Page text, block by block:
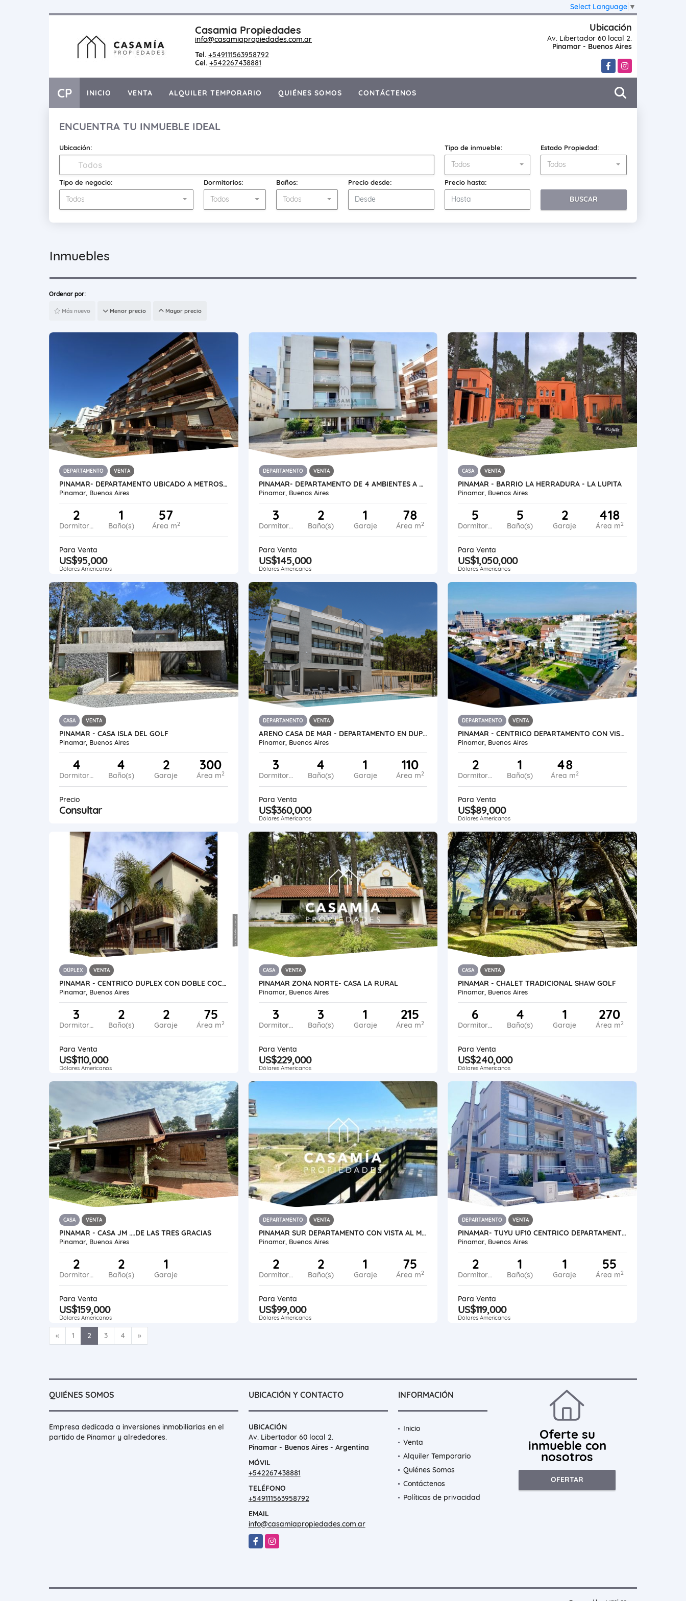
Select Language ▼
Casamia Propiedades
info@casamiapropiedades.com.ar
Tel. +549111563958792
Cel. +542267438881
Ubicación
Av. Libertador 60 local 2.
Pinamar - Buenos Aires
FacebookInstagram
CP INICIO VENTA ALQUILER TEMPORARIO QUIÉNES SOMOS CONTÁCTENOS
ENCUENTRA TU INMUEBLE IDEAL
Ubicación: Tipo de inmueble:
Todos
Estado Propiedad:
Todos
Tipo de negocio:
Todos
Dormitorios:
Todos
Baños:
Todos
Precio desde: Precio hasta:
BUSCAR
Inmuebles
Ordenar por:
Más nuevo Menor precio Mayor precio
DEPARTAMENTO VENTA
PINAMAR- DEPARTAMENTO UBICADO A METROS DEL MAR
Pinamar, Buenos Aires
2
Dormitorios
1
Baño(s)
57
Área m2
Para Venta
US$95,000
Dólares Americanos
DEPARTAMENTO VENTA
PINAMAR- DEPARTAMENTO DE 4 AMBIENTES A METROS DEL MAR
Pinamar, Buenos Aires
3
Dormitorios
2
Baño(s)
1
Garaje
78
Área m2
Para Venta
US$145,000
Dólares Americanos
CASA VENTA
PINAMAR - BARRIO LA HERRADURA - LA LUPITA
Pinamar, Buenos Aires
5
Dormitorios
5
Baño(s)
2
Garaje
418
Área m2
Para Venta
US$1,050,000
Dólares Americanos
CASA VENTA
PINAMAR - CASA ISLA DEL GOLF
Pinamar, Buenos Aires
4
Dormitorios
4
Baño(s)
2
Garaje
300
Área m2
Precio
Consultar
DEPARTAMENTO VENTA
ARENO CASA DE MAR - DEPARTAMENTO EN DUPLEX
Pinamar, Buenos Aires
3
Dormitorios
4
Baño(s)
1
Garaje
110
Área m2
Para Venta
US$360,000
Dólares Americanos
DEPARTAMENTO VENTA
PINAMAR - CENTRICO DEPARTAMENTO CON VISTA AL MAR
Pinamar, Buenos Aires
2
Dormitorios
1
Baño(s)
48
Área m2
Para Venta
US$89,000
Dólares Americanos
DÚPLEX VENTA
PINAMAR - CENTRICO DUPLEX CON DOBLE COCHERA UF 9
Pinamar, Buenos Aires
3
Dormitorios
2
Baño(s)
2
Garaje
75
Área m2
Para Venta
US$110,000
Dólares Americanos
CASA VENTA
PINAMAR ZONA NORTE- CASA LA RURAL
Pinamar, Buenos Aires
3
Dormitorios
3
Baño(s)
1
Garaje
215
Área m2
Para Venta
US$229,000
Dólares Americanos
CASA VENTA
PINAMAR - CHALET TRADICIONAL SHAW GOLF
Pinamar, Buenos Aires
6
Dormitorios
4
Baño(s)
1
Garaje
270
Área m2
Para Venta
US$240,000
Dólares Americanos
CASA VENTA
PINAMAR - CASA JM ....DE LAS TRES GRACIAS
Pinamar, Buenos Aires
2
Dormitorios
2
Baño(s)
1
Garaje
Para Venta
US$159,000
Dólares Americanos
DEPARTAMENTO VENTA
PINAMAR SUR DEPARTAMENTO CON VISTA AL MAR - PLAYAS II
Pinamar, Buenos Aires
2
Dormitorios
2
Baño(s)
1
Garaje
75
Área m2
Para Venta
US$99,000
Dólares Americanos
DEPARTAMENTO VENTA
PINAMAR- TUYU UF10 CENTRICO DEPARTAMENTO CON COCHERA
Pinamar, Buenos Aires
2
Dormitorios
1
Baño(s)
1
Garaje
55
Área m2
Para Venta
US$119,000
Dólares Americanos
« Anterior
1 2 3 4 »
QUIÉNES SOMOS
Empresa dedicada a inversiones inmobiliarias en el
partido de Pinamar y alrededores.
UBICACIÓN Y CONTACTO
UBICACIÓN
Av. Libertador 60 local 2.
Pinamar - Buenos Aires - Argentina
MÓVIL
+542267438881
TELÉFONO
+549111563958792
EMAIL
info@casamiapropiedades.com.ar
FacebookInstagram
INFORMACIÓN
Inicio
Venta
Alquiler Temporario
Quiénes Somos
Contáctenos
Políticas de privacidad
Oferte su
inmueble con
nosotros
OFERTAR